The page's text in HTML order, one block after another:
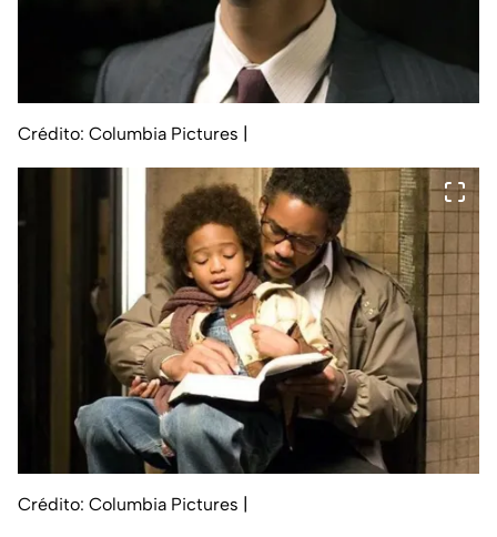
Crédito: Columbia Pictures
Crédito: Columbia Pictures |